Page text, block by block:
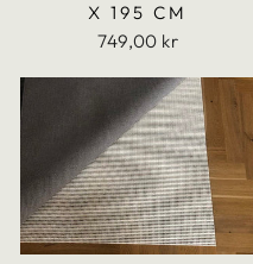
X 195 CM
749,00 kr